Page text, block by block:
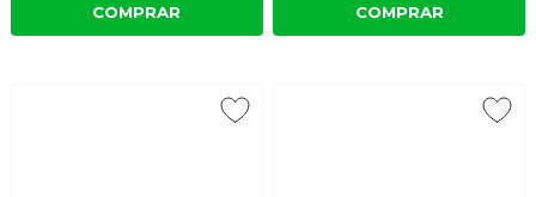
COMPRAR COMPRAR